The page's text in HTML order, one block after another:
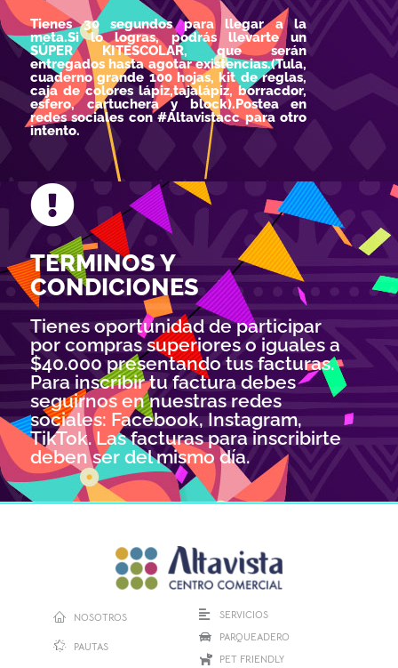
Tienes 30 segundos para llegar a la
meta.Si lo logras, podrás llevarte un
SÚPER KITESCOLAR, que serán
entregados hasta agotar existencias.(Tula,
cuaderno grande 100 hojas, kit de reglas,
caja de colores lápiz,tajalápiz, borracdor,
esfero, cartuchera y block).Postea en
redes sociales con #Altavistacc para otro
intento.
TERMINOS Y
CONDICIONES
Tienes oportunidad de participar
por compras superiores o iguales a
$40.000 presentando tus facturas.
Para inscribir tu factura debes
seguirnos en nuestras redes
sociales: Facebook, Instagram,
TikTok. Las facturas para inscribirte
deben ser del mismo día.
NOSOTROS
PAUTAS
SERVICIOS
PARQUEADERO
PET FRIENDLY